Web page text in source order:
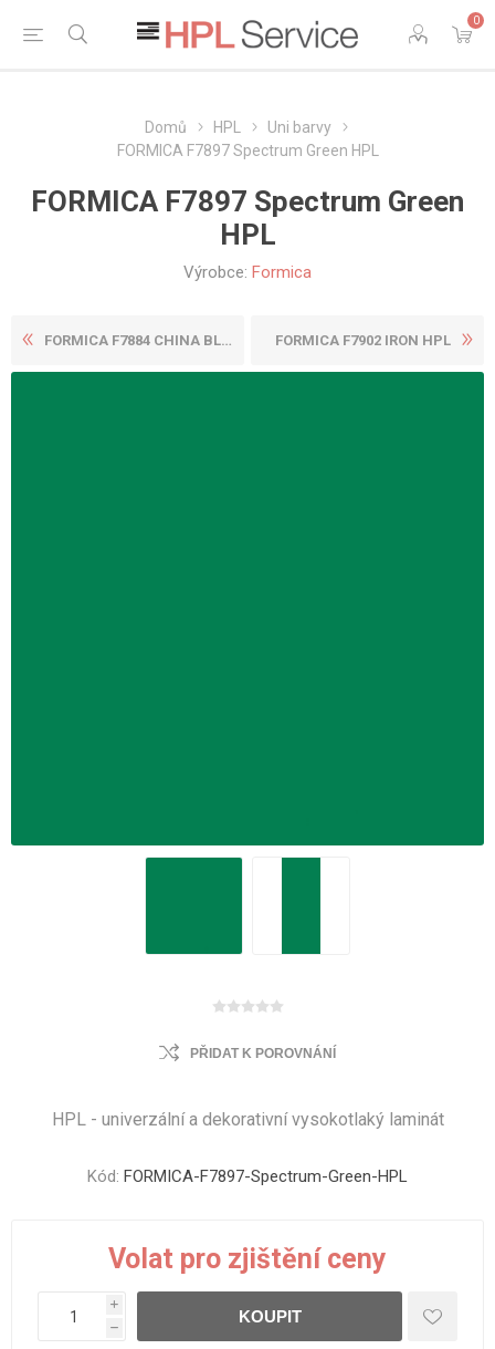
0
Domů HPL
Uni barvy
FORMICA F7897 Spectrum Green HPL
FORMICA F7897 Spectrum Green
HPL
Výrobce: Formica
FORMICA F7884 CHINA BLUE HP... FORMICA F7902 IRON HPL
PŘIDAT K POROVNÁNÍ
HPL - univerzální a dekorativní vysokotlaký laminát
Kód: FORMICA-F7897-Spectrum-Green-HPL
Volat pro zjištění ceny
i
h
KOUPIT